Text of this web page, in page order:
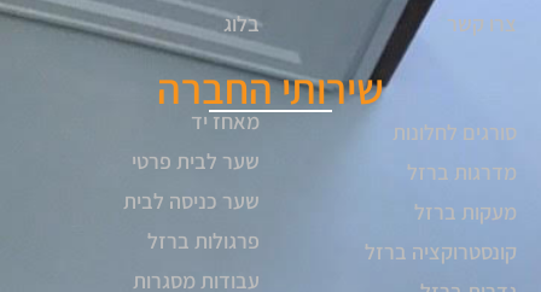
צרו קשר
בלוג
שירותי החברה
סורגים לחלונות
מדרגות ברזל
מעקות ברזל
קונסטרוקציה ברזל
מאחז יד
שער לבית פרטי
שער כניסה לבית
פרגולות ברזל
עבודות מסגרות